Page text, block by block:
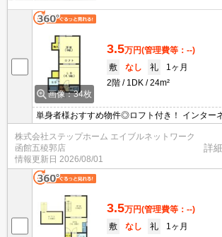
画像：34枚
3.5万円(管理費等：--)
敷
なし 礼
1ヶ月
2階
1DK 24m²
単身者様おすすめ物件◎ロフト付き！ インター
株式会社ステップホーム エイブルネットワーク
函館五稜郭店
情報更新日 2026/08/01
詳
3.5万円(管理費等：--)
敷
なし 礼
1ヶ月